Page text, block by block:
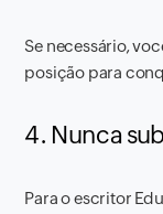
Se necessário,
posição para
4. Nunca
Para o escritor